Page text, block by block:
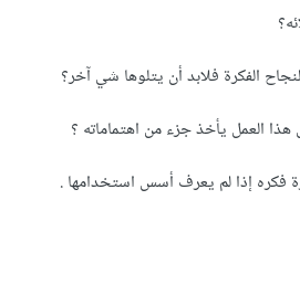
الفكرة فلابد أن يتلوها شي آخر؟
العمل يأخذ جزء من اهتماماته ؟
فكره إذا لم يعرف أسس استخدامها .